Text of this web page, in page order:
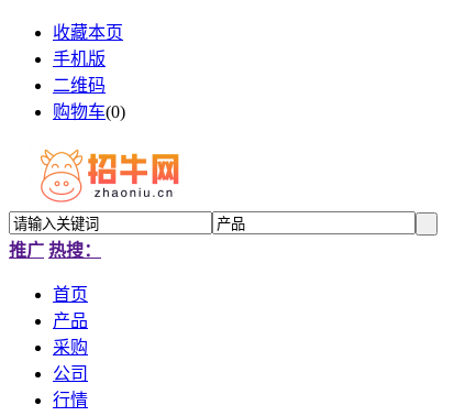
收藏本页
手机版
二维码
购物车(0)
推广 热搜：
首页
产品
采购
公司
行情